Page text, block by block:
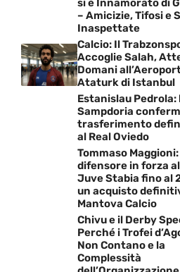
– Amicizie, Tifosi e
Inaspettate
Calcio: Il
Accoglie Salah,
Domani
Ataturk di Istanbul
Estanislau Pedrola:
Sampdoria
trasferimento
al Real Oviedo
Tommaso Maggioni:
difensore in forza
Juve Stabia fino al
un acquisto
Mantova Calcio
Chivu e il Derby
Perché i Trofei
Non Contano e la
Complessità